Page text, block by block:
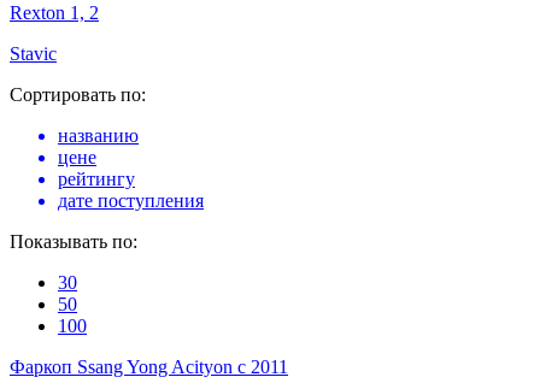
Rexton 1, 2
Stavic
Сортировать по:
названию
цене
рейтингу
дате поступления
Показывать по:
30
50
100
Фаркоп Ssang Yong Acityon c 2011